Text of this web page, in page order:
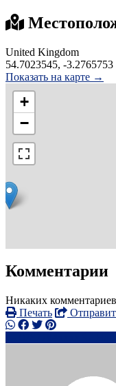
United Kingdom
54.7023545, -3.2765753
Показать на карте →
+
−
Комментарии
Никаких
Печать